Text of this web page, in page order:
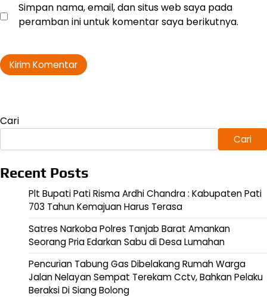
Simpan nama, email, dan situs web saya pada
peramban ini untuk komentar saya berikutnya.
Cari
Cari
Recent Posts
Plt Bupati Pati Risma Ardhi Chandra : Kabupaten Pati
703 Tahun Kemajuan Harus Terasa
Satres Narkoba Polres Tanjab Barat Amankan
Seorang Pria Edarkan Sabu di Desa Lumahan
Pencurian Tabung Gas Dibelakang Rumah Warga
Jalan Nelayan Sempat Terekam Cctv, Bahkan Pelaku
Beraksi Di Siang Bolong